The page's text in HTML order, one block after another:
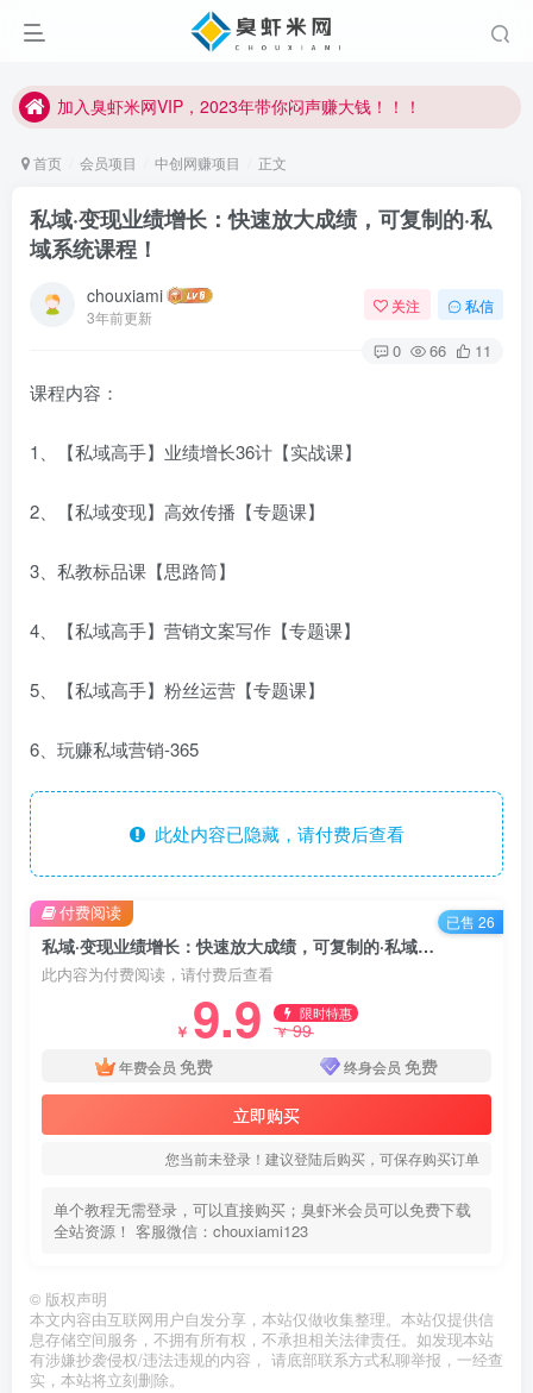
加入臭虾米网VIP，2023年带你闷声赚大钱！！！
加入臭虾米网VIP，2023年带你闷声赚大钱！！！
首页 会员项目 中创网赚项目 正文
私域·变现业绩增长：快速放大成绩，可复制的·私
域系统课程！
chouxiami
3年前更新
关注 私信
0 66 11
课程内容：
1、【私域高手】业绩增长36计【实战课】
2、【私域变现】高效传播【专题课】
3、私教标品课【思路筒】
4、【私域高手】营销文案写作【专题课】
5、【私域高手】粉丝运营【专题课】
6、玩赚私域营销-365
此处内容已隐藏，请付费后查看
私域·变现业绩增长：快速放大成绩，可复制的·私域系统课程！
此内容为付费阅读，请付费后查看
￥ 9.9 限时特惠
￥99
年费会员 免费 终身会员 免费
立即购买
您当前未登录！建议登陆后购买，可保存购买订单
单个教程无需登录，可以直接购买；臭虾米会员可以免费下载
全站资源！ 客服微信：chouxiami123
付费阅读 已售 26
© 版权声明
本文内容由互联网用户自发分享，本站仅做收集整理。本站仅提供信
息存储空间服务，不拥有所有权，不承担相关法律责任。如发现本站
有涉嫌抄袭侵权/违法违规的内容， 请底部联系方式私聊举报，一经查
实，本站将立刻删除。